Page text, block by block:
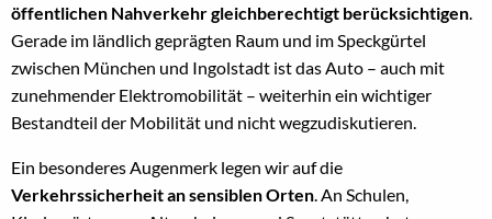
öffentlichen Nahverkehr gleichberechtigt berücksichtigen.
Gerade im ländlich geprägten Raum und im Speckgürtel
zwischen München und Ingolstadt ist das Auto – auch mit
zunehmender Elektromobilität – weiterhin ein wichtiger
Bestandteil der Mobilität und nicht wegzudiskutieren.
Ein besonderes Augenmerk legen wir auf die
Verkehrssicherheit an sensiblen Orten. An Schulen,